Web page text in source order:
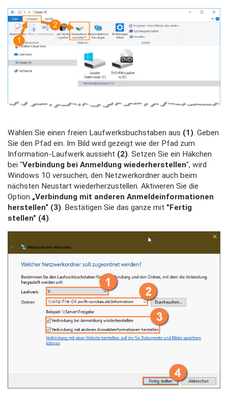
Wählen Sie einen freien Laufwerksbuchstaben aus (1). Geben
Sie den Pfad ein. Im Bild wird gezeigt wie der Pfad zum
Information-Laufwerk aussieht (2). Setzen Sie ein Häkchen
bei "Verbindung bei Anmeldung wiederherstellen", wird
Windows 10 versuchen, den Netzwerkordner auch beim
nächsten Neustart wiederherzustellen. Aktivieren Sie die
Option „Verbindung mit anderen Anmeldeinformationen
herstellen“ (3). Bestätigen Sie das ganze mit "Fertig
stellen" (4).